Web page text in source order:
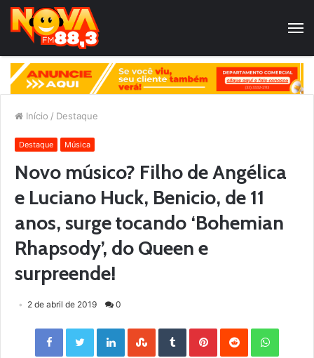
Início / Destaque
Destaque Música
Novo músico? Filho de Angélica
e Luciano Huck, Benicio, de 11
anos, surge tocando ‘Bohemian
Rhapsody’, do Queen e
surpreende!
2 de abril de 2019 0
Facebook Twitter LinkedIn StumbleUpon Tumblr Pinterest Reddit